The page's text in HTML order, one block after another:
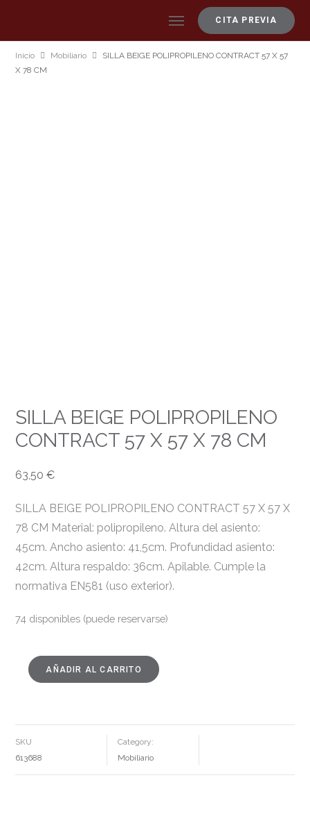
CITA PREVIA
Inicio Mobiliario
SILLA BEIGE POLIPROPILENO CONTRACT 57 X 57
X 78 CM
SILLA BEIGE POLIPROPILENO
CONTRACT 57 X 57 X 78 CM
63,50€
SILLA BEIGE POLIPROPILENO CONTRACT 57 X 57 X
78 CM Material: polipropileno. Altura del asiento:
45cm. Ancho asiento: 41,5cm. Profundidad asiento:
42cm. Altura respaldo: 36cm. Apilable. Cumple la
normativa EN581 (uso exterior).
74 disponibles (puede reservarse)
SILLA
BEIGE
57
78
CANTIDAD
AÑADIR AL CARRITO
SKU
613688
Category:
Mobiliario